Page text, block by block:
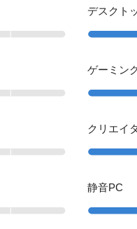
デスクト
ゲーミン
クリエイ
静音PC